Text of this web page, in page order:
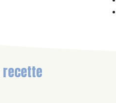
recette